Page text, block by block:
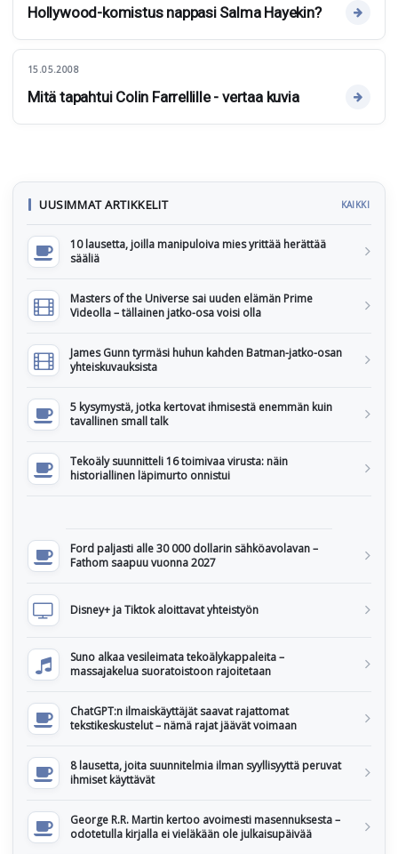
Hollywood-komistus nappasi Salma Hayekin?
15.05.2008
Mitä tapahtui Colin Farrellille - vertaa kuvia
UUSIMMAT ARTIKKELIT KAIKKI
10 lausetta, joilla manipuloiva mies yrittää herättää
sääliä
Masters of the Universe sai uuden elämän Prime
Videolla – tällainen jatko-osa voisi olla
James Gunn tyrmäsi huhun kahden Batman-jatko-osan
yhteiskuvauksista
5 kysymystä, jotka kertovat ihmisestä enemmän kuin
tavallinen small talk
Tekoäly suunnitteli 16 toimivaa virusta: näin
historiallinen läpimurto onnistui
Ford paljasti alle 30 000 dollarin sähköavolavan –
Fathom saapuu vuonna 2027
Disney+ ja Tiktok aloittavat yhteistyön
Suno alkaa vesileimata tekoälykappaleita –
massajakelua suoratoistoon rajoitetaan
ChatGPT:n ilmaiskäyttäjät saavat rajattomat
tekstikeskustelut – nämä rajat jäävät voimaan
8 lausetta, joita suunnitelmia ilman syyllisyyttä peruvat
ihmiset käyttävät
George R.R. Martin kertoo avoimesti masennuksesta –
odotetulla kirjalla ei vieläkään ole julkaisupäivää